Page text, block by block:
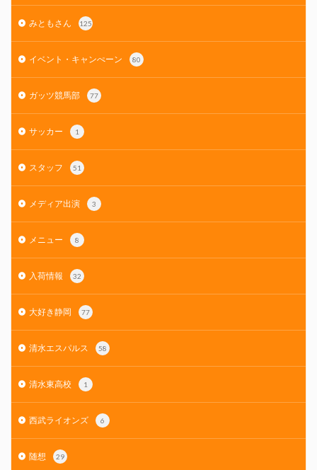
みともさん 125
イベント・キャンぺーン 80
ガッツ競馬部 77
サッカー 1
スタッフ 51
メディア出演 3
メニュー 8
入荷情報 32
大好き静岡 77
清水エスパルス 58
清水東高校 1
西武ライオンズ 6
随想 29